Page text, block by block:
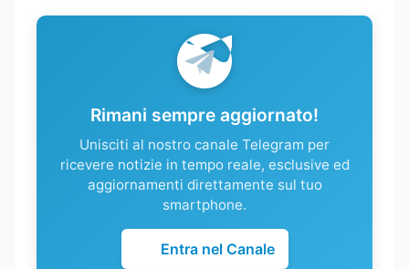
Rimani sempre aggiornato!
Unisciti al nostro canale Telegram per
ricevere notizie in tempo reale, esclusive ed
aggiornamenti direttamente sul tuo
smartphone.
Entra nel Canale